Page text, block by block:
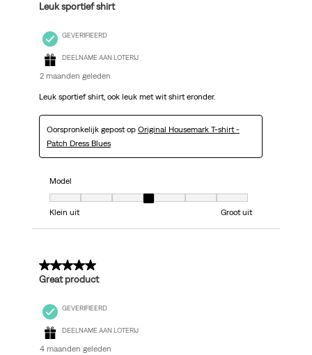
Leuk sportief shirt
GEVERIFIEERD
DEELNAME AAN LOTERIJ
2 maanden geleden
Leuk sportief shirt, ook leuk met wit shirt eronder.
Oorspronkelijk gepost op Original Housemark T-shirt -
Patch Dress Blues
Model
Model, 4 van 7, waarbij 1 gelijk is aan Klein uit en 7 gelijk is aan Groot uit
Klein uit
Groot uit
5 van 5 sterren.
Great product
GEVERIFIEERD
DEELNAME AAN LOTERIJ
4 maanden geleden